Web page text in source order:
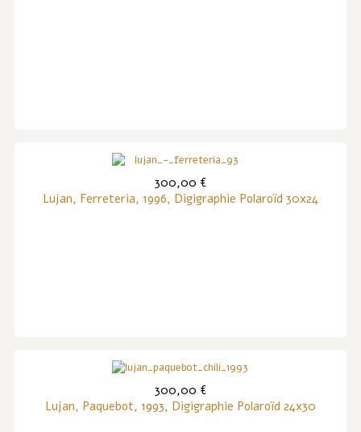
300,00 €
Lujan, Ferreteria, 1996, Digigraphie Polaroïd 30x24
300,00 €
Lujan, Paquebot, 1993, Digigraphie Polaroïd 24x30